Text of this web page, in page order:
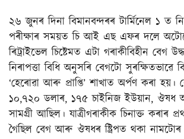
২৬ জুনৰ দিনা বিমানবন্দৰৰ টাৰ্মিনেল ১ ত
পৰীক্ষাৰ সময়ত চি আই এছ এফৰ দলে
ৰিট্ৰাইভেল চিষ্টেমত এটা গৰাকীবিহীন বেগ
নিৰাপত্তা বিধি অনুসৰি বেগটো সুৰক্ষিতভাৱে
‘হেৰোৱা আৰু প্ৰাপ্তি’ শাখাত অৰ্পণ কৰা
১০,৭২০ ডলাৰ, ১৭৫ চাইনিজ ইউয়ান, ঔষধ
সামগ্ৰী আছিল। যাত্ৰীগৰাকীক চিনাক্ত কৰাৰ
গৈছিল বেগ আৰু ঔষধৰ ষ্ট্ৰিপত থকা নামটোৰ